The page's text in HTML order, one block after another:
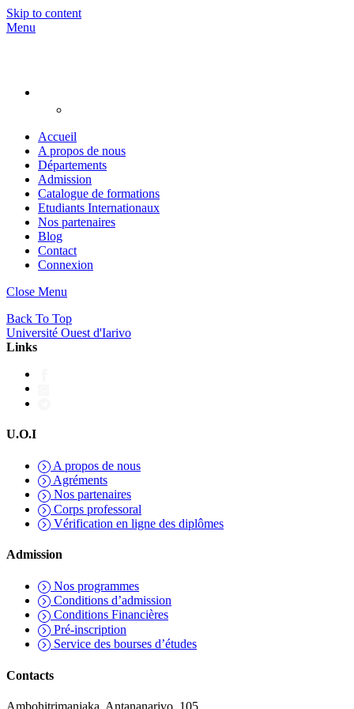
Skip to content
Menu
Accueil
A propos de nous
Départements
Admission
Catalogue de formations
Etudiants Internationaux
Nos partenaires
Blog
Contact
Connexion
Close Menu
Back To Top
Université Ouest d'Iarivo
Links
U.O.I
A propos de nous
Agréments
Nos partenaires
Corps professoral
Vérification en ligne des diplômes
Admission
Nos programmes
Conditions d’admission
Conditions Financières
Pré-inscription
Service des bourses d’études
Contacts
Ambohitrimanjaka, Antananarivo, 105